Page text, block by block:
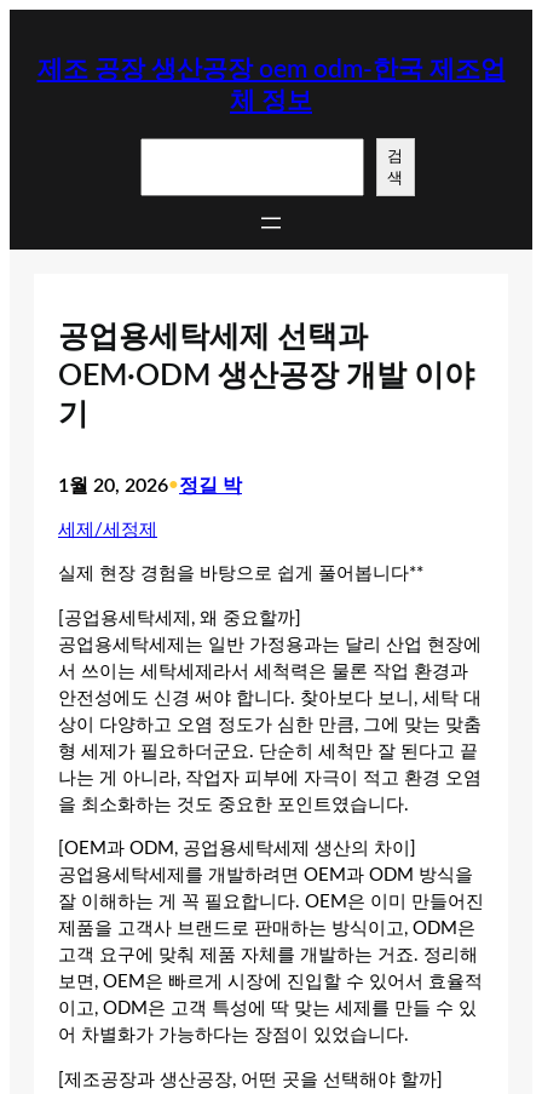
제조 공장 생산공장 oem odm-한국 제조업
체 정보
검
색
공업용세탁세제 선택과
OEM·ODM 생산공장 개발 이야
기
1월 20, 2026•정길 박
세제/세정제
실제 현장 경험을 바탕으로 쉽게 풀어봅니다**
[공업용세탁세제, 왜 중요할까]
공업용세탁세제는 일반 가정용과는 달리 산업 현장에
서 쓰이는 세탁세제라서 세척력은 물론 작업 환경과
안전성에도 신경 써야 합니다. 찾아보다 보니, 세탁 대
상이 다양하고 오염 정도가 심한 만큼, 그에 맞는 맞춤
형 세제가 필요하더군요. 단순히 세척만 잘 된다고 끝
나는 게 아니라, 작업자 피부에 자극이 적고 환경 오염
을 최소화하는 것도 중요한 포인트였습니다.
[OEM과 ODM, 공업용세탁세제 생산의 차이]
공업용세탁세제를 개발하려면 OEM과 ODM 방식을
잘 이해하는 게 꼭 필요합니다. OEM은 이미 만들어진
제품을 고객사 브랜드로 판매하는 방식이고, ODM은
고객 요구에 맞춰 제품 자체를 개발하는 거죠. 정리해
보면, OEM은 빠르게 시장에 진입할 수 있어서 효율적
이고, ODM은 고객 특성에 딱 맞는 세제를 만들 수 있
어 차별화가 가능하다는 장점이 있었습니다.
[제조공장과 생산공장, 어떤 곳을 선택해야 할까]